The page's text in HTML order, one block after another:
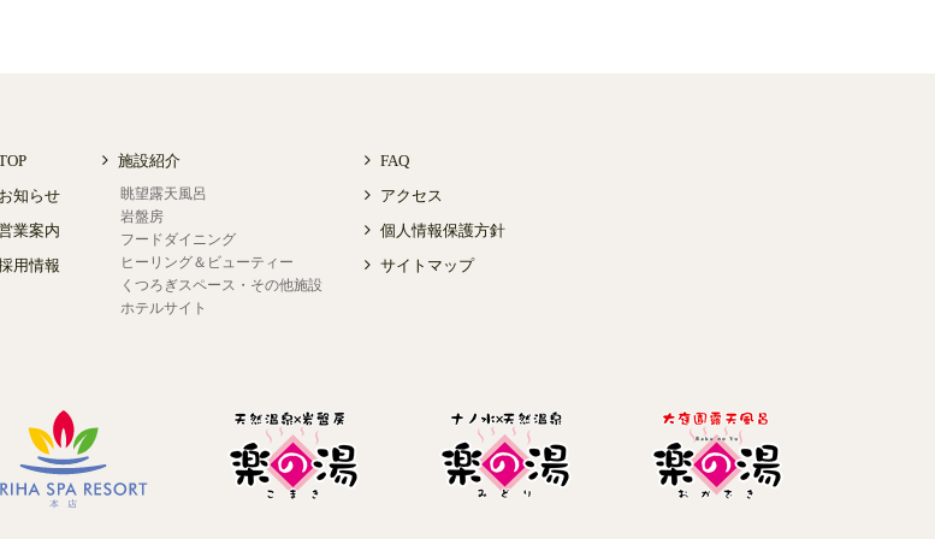
お知らせ
業案内
用情報
施設紹介
眺望露天風呂
岩盤房
フードダイニング
ヒーリング＆ビューティー
くつろぎスペース・その他施設
ホテルサイト
FAQ
アクセス
個人情報保護方針
サイトマップ